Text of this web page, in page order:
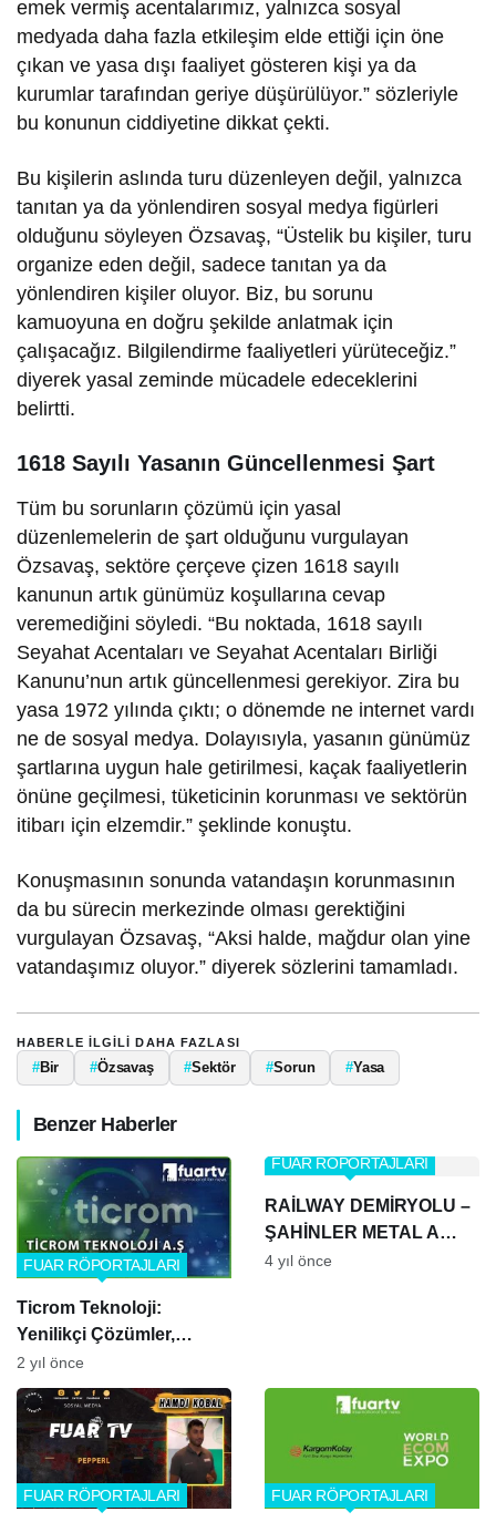
emek vermiş acentalarımız, yalnızca sosyal
medyada daha fazla etkileşim elde ettiği için öne
çıkan ve yasa dışı faaliyet gösteren kişi ya da
kurumlar tarafından geriye düşürülüyor.” sözleriyle
bu konunun ciddiyetine dikkat çekti.
Bu kişilerin aslında turu düzenleyen değil, yalnızca
tanıtan ya da yönlendiren sosyal medya figürleri
olduğunu söyleyen Özsavaş, “Üstelik bu kişiler, turu
organize eden değil, sadece tanıtan ya da
yönlendiren kişiler oluyor. Biz, bu sorunu
kamuoyuna en doğru şekilde anlatmak için
çalışacağız. Bilgilendirme faaliyetleri yürüteceğiz.”
diyerek yasal zeminde mücadele edeceklerini
belirtti.
1618 Sayılı Yasanın Güncellenmesi Şart
Tüm bu sorunların çözümü için yasal
düzenlemelerin de şart olduğunu vurgulayan
Özsavaş, sektöre çerçeve çizen 1618 sayılı
kanunun artık günümüz koşullarına cevap
veremediğini söyledi. “Bu noktada, 1618 sayılı
Seyahat Acentaları ve Seyahat Acentaları Birliği
Kanunu’nun artık güncellenmesi gerekiyor. Zira bu
yasa 1972 yılında çıktı; o dönemde ne internet vardı
ne de sosyal medya. Dolayısıyla, yasanın günümüz
şartlarına uygun hale getirilmesi, kaçak faaliyetlerin
önüne geçilmesi, tüketicinin korunması ve sektörün
itibarı için elzemdir.” şeklinde konuştu.
Konuşmasının sonunda vatandaşın korunmasının
da bu sürecin merkezinde olması gerektiğini
vurgulayan Özsavaş, “Aksi halde, mağdur olan yine
vatandaşımız oluyor.” diyerek sözlerini tamamladı.
HABERLE ILGILI DAHA FAZLASI
#Bir #Özsavaş #Sektör #Sorun #Yasa
Benzer Haberler
Ticrom Teknoloji:
Yenilikçi Çözümler,
Güvenilir Teknoloji
FUAR RÖPORTAJLARI
2 yıl önce
RAİLWAY DEMİRYOLU –
ŞAHİNLER METAL A
KABLO
FUAR RÖPORTAJLARI
4 yıl önce
FUAR RÖPORTAJLARI FUAR RÖPORTAJLARI